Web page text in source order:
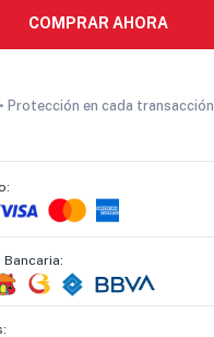
COMPRAR AHORA
• Protección en cada transacción